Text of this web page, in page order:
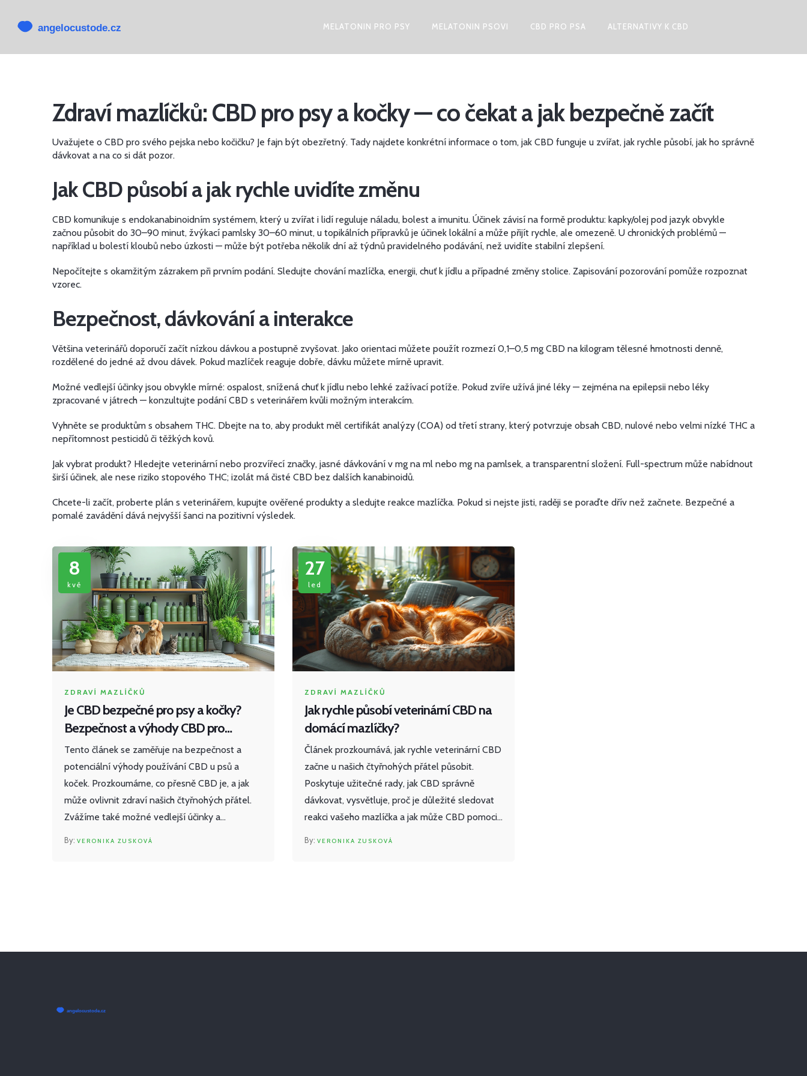
MELATONIN PRO PSY MELATONIN PSOVI CBD PRO PSA ALTERNATIVY K CBD
Zdraví mazlíčků: CBD pro psy a kočky — co čekat a jak bezpečně začít
Uvažujete o CBD pro svého pejska nebo kočičku? Je fajn být obezřetný. Tady najdete konkrétní informace o tom, jak CBD funguje u zvířat, jak rychle působí, jak ho správně
dávkovat a na co si dát pozor.
Jak CBD působí a jak rychle uvidíte změnu
CBD komunikuje s endokanabinoidním systémem, který u zvířat i lidí reguluje náladu, bolest a imunitu. Účinek závisí na formě produktu: kapky/olej pod jazyk obvykle
začnou působit do 30–90 minut, žvýkací pamlsky 30–60 minut, u topikálních přípravků je účinek lokální a může přijít rychle, ale omezeně. U chronických problémů —
například u bolestí kloubů nebo úzkosti — může být potřeba několik dní až týdnů pravidelného podávání, než uvidíte stabilní zlepšení.
Nepočítejte s okamžitým zázrakem při prvním podání. Sledujte chování mazlíčka, energii, chuť k jídlu a případné změny stolice. Zapisování pozorování pomůže rozpoznat
vzorec.
Bezpečnost, dávkování a interakce
Většina veterinářů doporučí začít nízkou dávkou a postupně zvyšovat. Jako orientaci můžete použít rozmezí 0,1–0,5 mg CBD na kilogram tělesné hmotnosti denně,
rozdělené do jedné až dvou dávek. Pokud mazlíček reaguje dobře, dávku můžete mírně upravit.
Možné vedlejší účinky jsou obvykle mírné: ospalost, snížená chuť k jídlu nebo lehké zažívací potíže. Pokud zvíře užívá jiné léky — zejména na epilepsii nebo léky
zpracované v játrech — konzultujte podání CBD s veterinářem kvůli možným interakcím.
Vyhněte se produktům s obsahem THC. Dbejte na to, aby produkt měl certifikát analýzy (COA) od třetí strany, který potvrzuje obsah CBD, nulové nebo velmi nízké THC a
nepřítomnost pesticidů či těžkých kovů.
Jak vybrat produkt? Hledejte veterinární nebo prozvířecí značky, jasné dávkování v mg na ml nebo mg na pamlsek, a transparentní složení. Full-spectrum může nabídnout
širší účinek, ale nese riziko stopového THC; izolát má čisté CBD bez dalších kanabinoidů.
Chcete-li začít, proberte plán s veterinářem, kupujte ověřené produkty a sledujte reakce mazlíčka. Pokud si nejste jisti, raději se poraďte dřív než začnete. Bezpečné a
pomalé zavádění dává nejvyšší šanci na pozitivní výsledek.
8
kvě
ZDRAVÍ MAZLÍČKŮ
Je CBD bezpečné pro psy a kočky?
Bezpečnost a výhody CBD pro
domácí mazlíčky
Tento článek se zaměřuje na bezpečnost a
potenciální výhody používání CBD u psů a
koček. Prozkoumáme, co přesně CBD je, a jak
může ovlivnit zdraví našich čtyřnohých přátel.
Zvážíme také možné vedlejší účinky a
VERONIKA ZUSKOVÁ
27
led
ZDRAVÍ MAZLÍČKŮ
Jak rychle působí veterinární CBD na
domácí mazlíčky?
Článek prozkoumává, jak rychle veterinární CBD
začne u našich čtyřnohých přátel působit.
Poskytuje užitečné rady, jak CBD správně
dávkovat, vysvětluje, proč je důležité sledovat
reakci vašeho mazlíčka a jak může CBD pomoci
VERONIKA ZUSKOVÁ